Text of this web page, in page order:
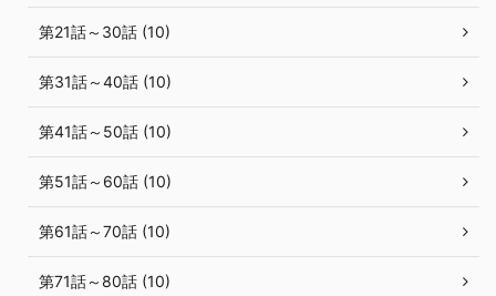
第21話～30話 (10)
第31話～40話 (10)
第41話～50話 (10)
第51話～60話 (10)
第61話～70話 (10)
第71話～80話 (10)